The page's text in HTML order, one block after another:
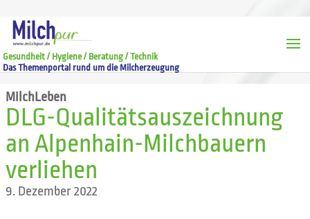
Gesundheit / Hygiene / Beratung / Technik
Das Themenportal rund um die Milcherzeugung
MilchLeben
DLG-Qualitätsauszeichnung
an Alpenhain-Milchbauern
verliehen
9. Dezember 2022